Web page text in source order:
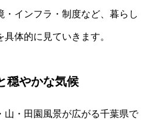
・インフラ・制度など、暮らし
体的に見ていきます。
穏やかな気候
山・田園風景が広がる千葉県で